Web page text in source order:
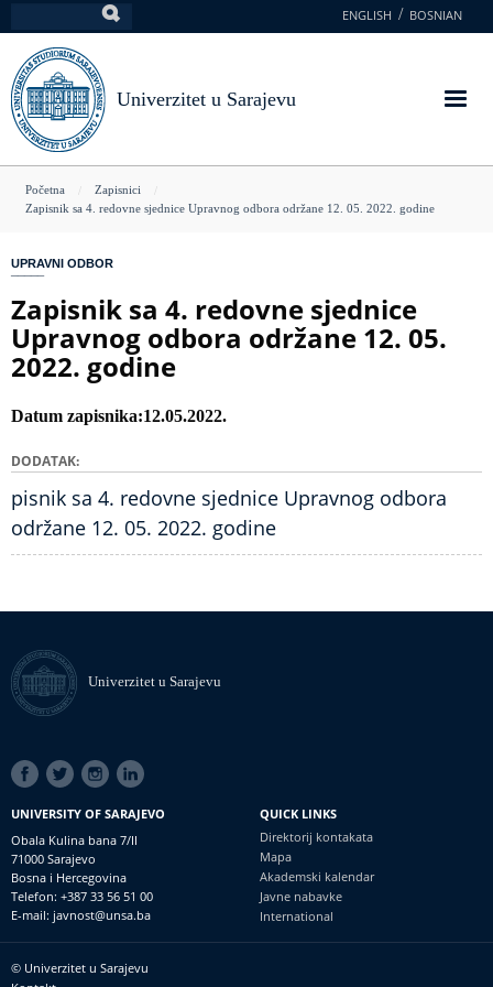
na
glavni
sadržaj
ENGLISH BOSNIAN
Univerzitet u Sarajevu
You
here
Početna
Zapisnici
Zapisnik sa 4. redovne sjednice Upravnog odbora održane 12. 05. 2022. godine
UPRAVNI ODBOR
Zapisnik sa 4. redovne sjednice
Upravnog odbora održane 12. 05.
2022. godine
Datum zapisnika 12.05.2022.
DODATAK
pisnik sa 4. redovne sjednice Upravnog odbora
održane 12. 05. 2022. godine
Univerzitet u Sarajevu
SOCIAL
LINKS
UNIVERSITY OF SARAJEVO
Obala Kulina bana 7/II
71000 Sarajevo
Bosna i Hercegovina
Telefon: +387 33 56 51 00
E-mail: javnost@unsa.ba
QUICK LINKS
Direktorij kontakata
Mapa
Akademski kalendar
Javne nabavke
International
Footer
© Univerzitet u Sarajevu